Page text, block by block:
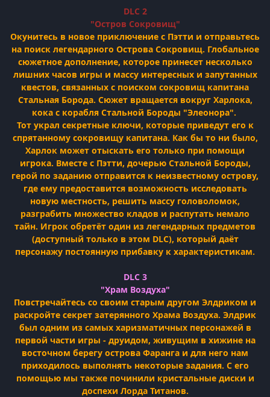
DLC 2
"Остров Сокровищ"
Окунитесь в новое приключение с Пэтти и отправьтесь
на поиск легендарного Острова Сокровищ. Глобальное
сюжетное дополнение, которое принесет несколько
лишних часов игры и массу интересных и запутанных
квестов, связанных с поиском сокровищ капитана
Стальная Борода. Сюжет вращается вокруг Харлока,
кока с корабля Стальной Бороды "Элеонора".
Тот украл секретные ключи, которые приведут его к
спрятанному сокровищу капитана. Как бы то ни было,
Харлок может отыскать его только при помощи
игрока. Вместе с Пэтти, дочерью Стальной Бороды,
герой по заданию отправится к неизвестному острову,
где ему предоставится возможность исследовать
новую местность, решить массу головоломок,
разграбить множество кладов и распутать немало
тайн. Игрок обретёт один из легендарных предметов
(доступный только в этом DLC), который даёт
персонажу постоянную прибавку к характеристикам.
DLC 3
"Храм Воздуха"
Повстречайтесь со своим старым другом Элдриком и
раскройте секрет затерянного Храма Воздуха. Элдрик
был одним из самых харизматичных персонажей в
первой части игры - друидом, живущим в хижине на
восточном берегу острова Фаранга и для него нам
приходилось выполнять некоторые задания. С его
помощью мы также починили кристальные диски и
доспехи Лорда Титанов.